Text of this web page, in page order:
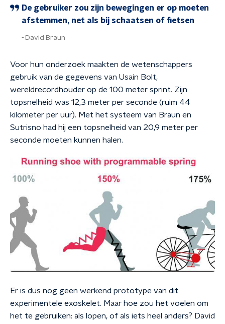
De gebruiker zou zijn bewegingen er op moeten
afstemmen, net als bij schaatsen of fietsen
David Braun
Voor hun onderzoek maakten de wetenschappers
gebruik van de gegevens van Usain Bolt,
wereldrecordhouder op de 100 meter sprint. Zijn
topsnelheid was 12,3 meter per seconde (ruim 44
kilometer per uur). Met het systeem van Braun en
Sutrisno had hij een topsnelheid van 20,9 meter per
seconde moeten kunnen halen.
Er is dus nog geen werkend prototype van dit
experimentele exoskelet. Maar hoe zou het voelen om
het te gebruiken: als lopen, of als iets heel anders? David